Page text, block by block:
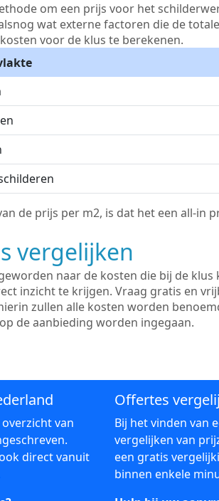
om een prijs voor het
wat externe factoren die de
voor de klus te berekenen.
de prijs per m2, is dat het een all-in
vergelijken
naar de kosten die bij de
inzicht te krijgen. Vraag gratis en
zullen alle kosten worden
de aanbieding worden ingegaan.
van
direct vanuit
Offertes
Bij het vinden van
vergelijken van
een gratis
binnen enkele